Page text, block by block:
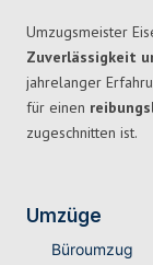
Umzugsmeister
Zuverlässigkeit
jahrelanger
für einen
zugeschnitten ist.
Umzüge
Büroumzug